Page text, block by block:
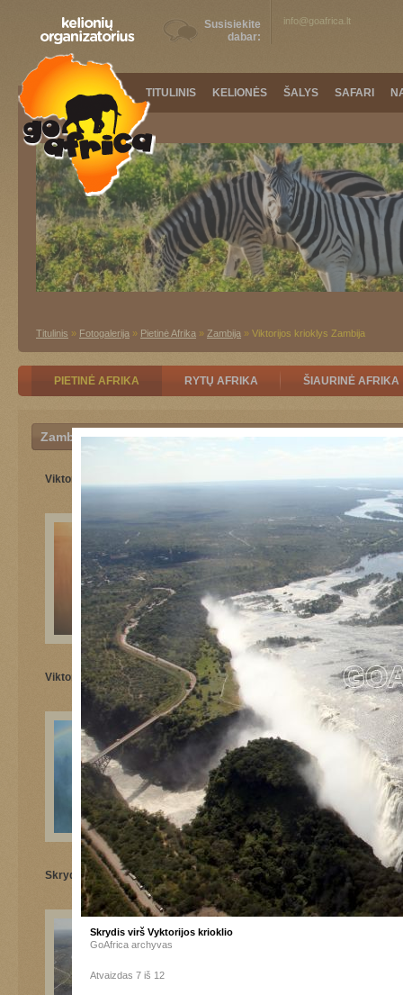
Susisiekite
dabar:
info@goafrica.lt
TITULINIS KELIONĖS ŠALYS SAFARI
Titulinis » Fotogalerija » Pietinė Afrika » Zambija » Viktorijos krioklys Zambija
PIETINĖ AFRIKA RYTŲ AFRIKA ŠIAURINĖ AFRIKA
Zambija
Viktorijos krioklys Viktorijos krioklys
Viktorijos krioklys Prie Vyktorijos krioklio
Skrydis virš Vyktorijos krioklio Skrydis virš Vyktorijos krioklio
Skrydis virš Vyktorijos krioklio
GoAfrica archyvas
Atvaizdas 7 iš 12